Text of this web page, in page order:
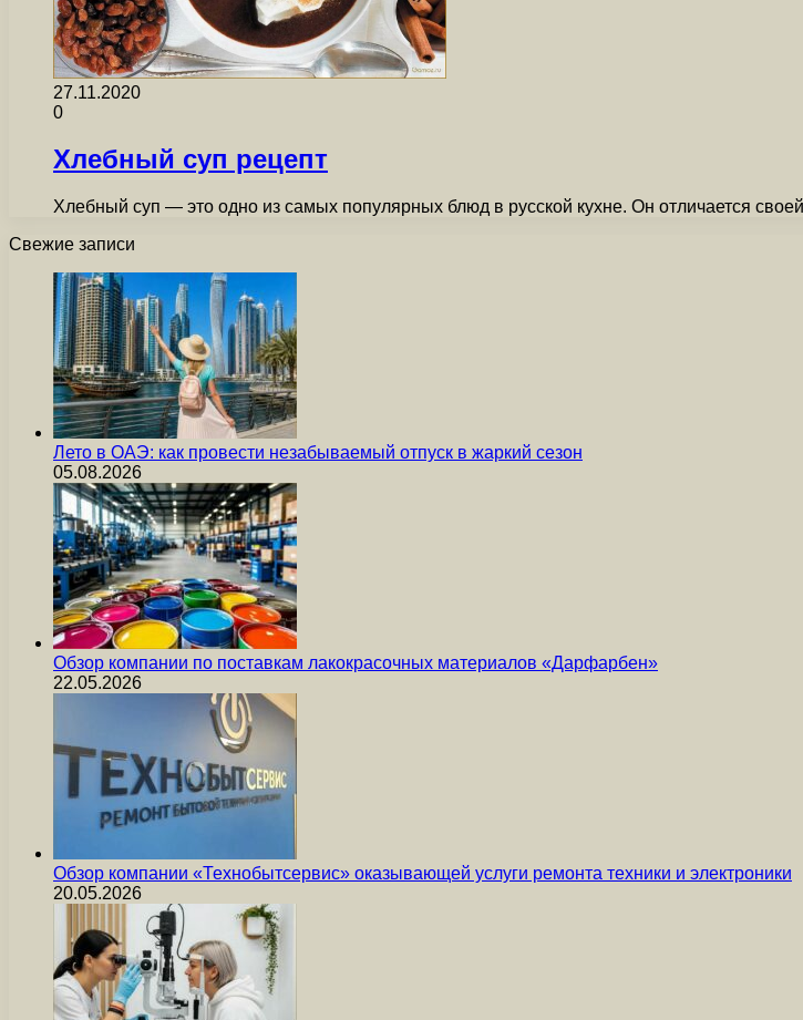
27.11.2020
0
Хлебный суп рецепт
Хлебный суп — это одно из самых популярных блюд в русской кухне. Он отличается
Свежие записи
Лето в ОАЭ: как провести незабываемый отпуск в жаркий сезон
05.08.2026
Обзор компании по поставкам лакокрасочных материалов «Дарфарбен»
22.05.2026
Обзор компании «Технобытсервис» оказывающей услуги ремонта техники и электроники
20.05.2026